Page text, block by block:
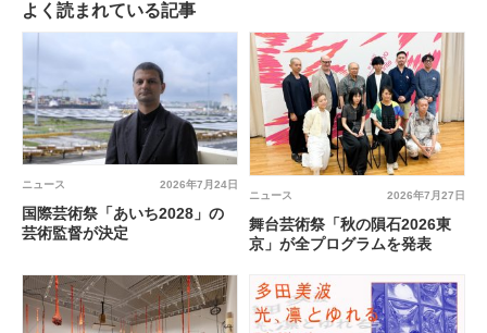
よく読まれている記事
2026年7月24日
ニュース
国際芸術祭「あいち2028」の
芸術監督が決定
2026年7月27日
ニュース
舞台芸術祭「秋の隕石2026東
京」が全プログラムを発表